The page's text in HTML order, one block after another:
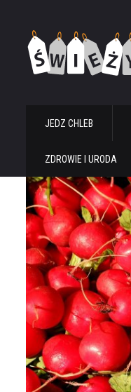
JEDZ CHLEB
ZDROWIE I URODA